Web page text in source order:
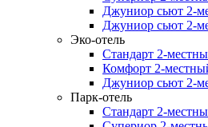
Джуниор сьют 2-
Джуниор сьют 2-
Эко-отель
Стандарт 2-
Комфорт 2-
Джуниор сьют 2-
Парк-отель
Стандарт 2-